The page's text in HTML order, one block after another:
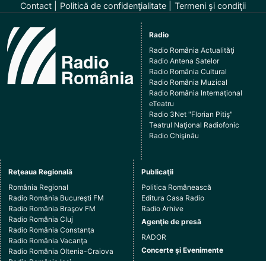
Contact Politică de confidenţialitate Termeni şi condiţii
Radio
Radio România Actualităţi
Radio Antena Satelor
Radio România Cultural
Radio România Muzical
Radio România Internaţional
eTeatru
Radio 3Net "Florian Pitiş"
Teatrul Naţional Radiofonic
Radio Chişinău
Reţeaua Regională
România Regional
Radio România Bucureşti FM
Radio România Braşov FM
Radio România Cluj
Radio România Constanţa
Radio România Vacanţa
Radio România Oltenia-Craiova
Publicaţii
Politica Românească
Editura Casa Radio
Radio Arhive
Agenţie de presă
RADOR
Concerte şi Evenimente